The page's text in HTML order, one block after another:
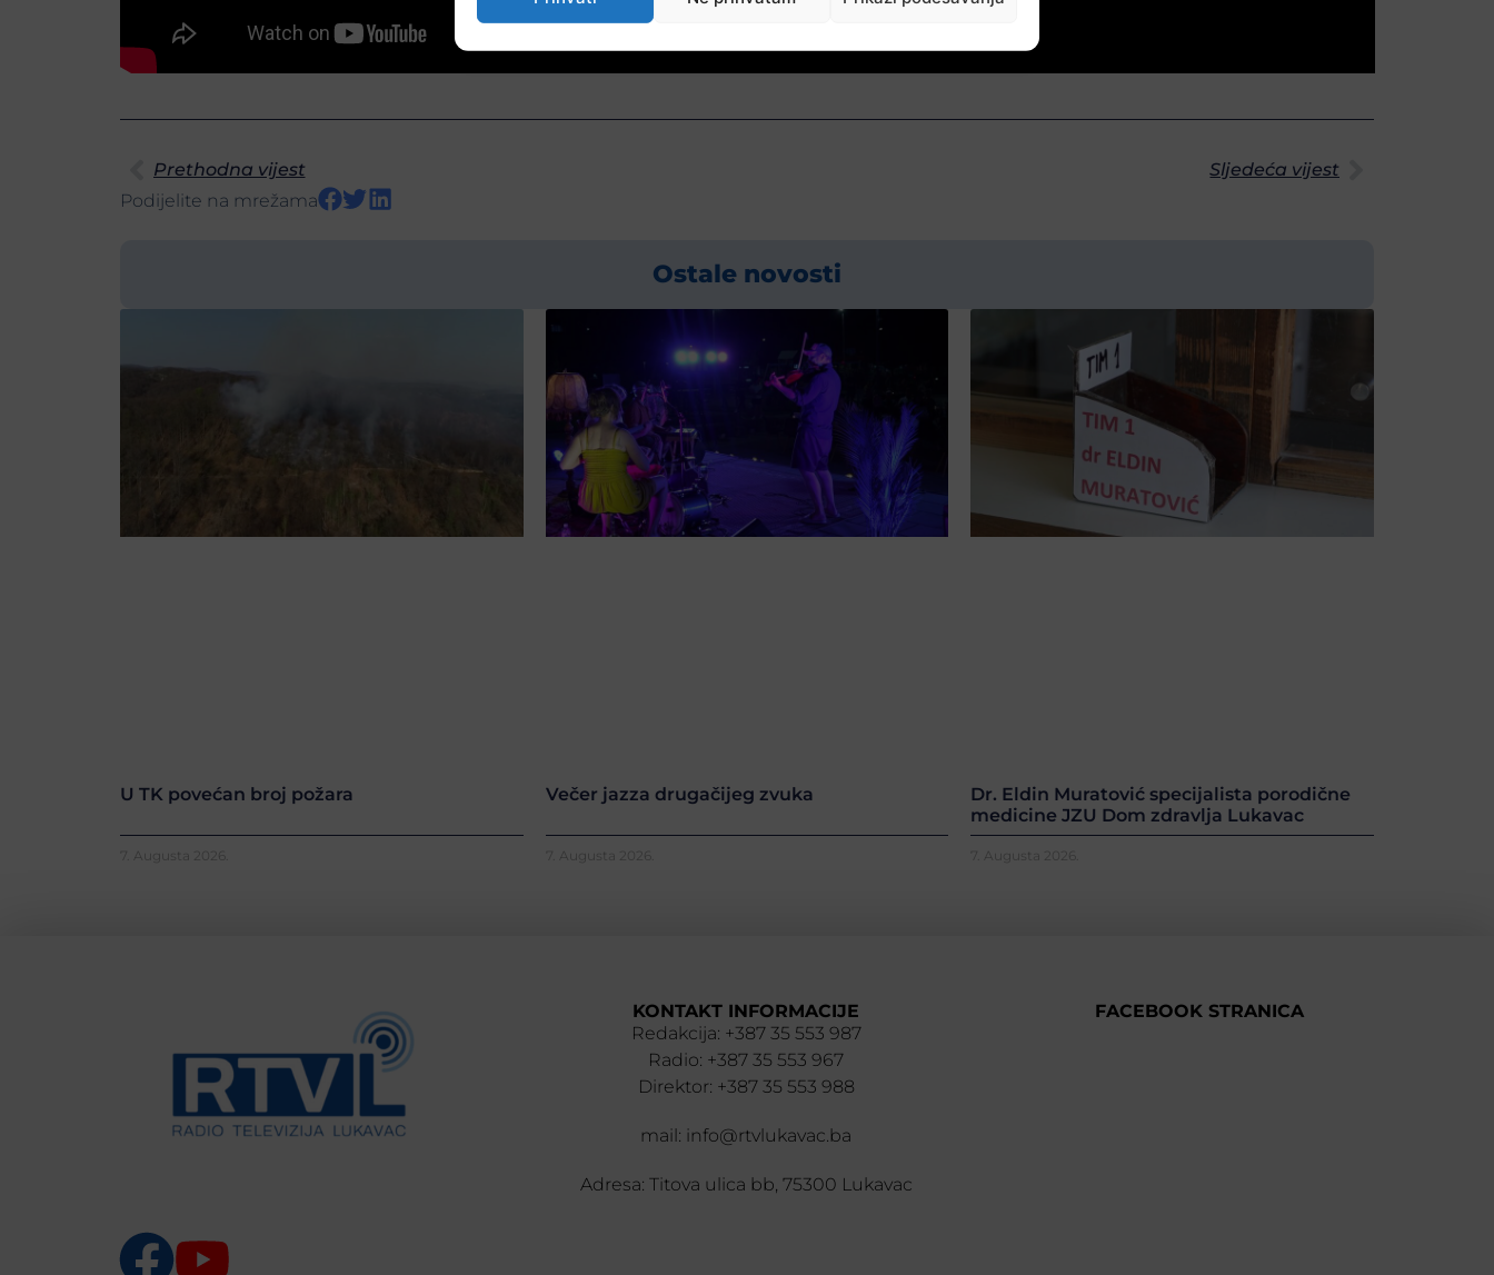
Prethodna vijest
Sljedeća vijest
Podijelite na mrežama
Ostale novosti
U TK povećan broj požara
7. Augusta 2026.
Večer jazza drugačijeg zvuka
7. Augusta 2026.
Dr. Eldin Muratović specijalista porodične
medicine JZU Dom zdravlja Lukavac
7. Augusta 2026.
KONTAKT INFORMACIJE
Redakcija: +387 35 553 987
Radio: +387 35 553 967
Direktor: +387 35 553 988
mail: info@rtvlukavac.ba
Adresa: Titova ulica bb, 75300 Lukavac
FACEBOOK STRANICA